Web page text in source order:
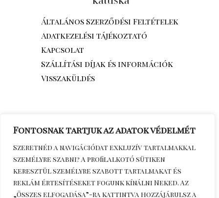
Fontosnak tartjuk az adatok védelmét
Szeretnéd a navigációdat exkluzív tartalmakkal
személyre szabni? A profilalkotó sütiken
keresztül személyre szabott tartalmakat és
reklám értesítéseket fogunk kínálni Neked. Az
„Összes elfogadása”-ra kattintva hozzájárulsz a
Általános Szerződési Feltételek
Adatkezelési tájékoztató
Kapcsolat
Szállítási díjak és információk
Visszaküldés